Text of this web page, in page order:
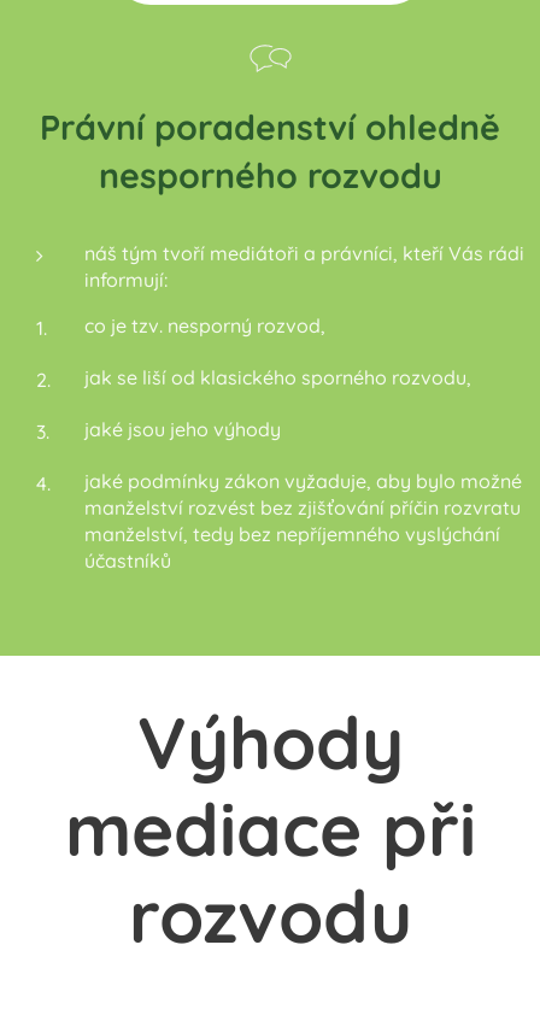
Právní poradenství ohledně
nesporného rozvodu
náš tým tvoří mediátoři a právníci, kteří Vás rádi
informují:
co je tzv. nesporný rozvod,
jak se liší od klasického sporného rozvodu,
jaké jsou jeho výhody
jaké podmínky zákon vyžaduje, aby bylo možné
manželství rozvést bez zjišťování příčin rozvratu
manželství, tedy bez nepříjemného vyslýchání
účastníků
Výhody
mediace při
rozvodu